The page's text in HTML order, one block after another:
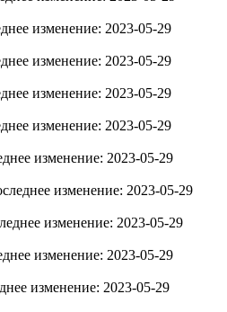
изменение: 2023-05-29
изменение: 2023-05-29
изменение: 2023-05-29
изменение: 2023-05-29
изменение: 2023-05-29
изменение: 2023-05-29
изменение: 2023-05-29
изменение: 2023-05-29
изменение: 2023-05-29